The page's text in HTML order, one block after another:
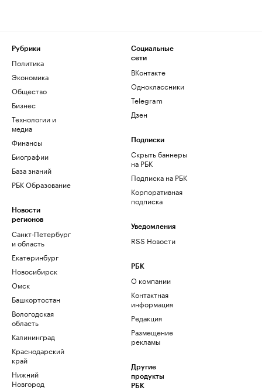
Рубрики
Политика
Экономика
Общество
Бизнес
Технологии и
медиа
Финансы
Биографии
База знаний
РБК Образование
Новости
регионов
Санкт-Петербург
и область
Екатеринбург
Новосибирск
Омск
Башкортостан
Вологодская
область
Калининград
Краснодарский
край
Нижний
Новгород
Социальные
сети
ВКонтакте
Одноклассники
Telegram
Дзен
Подписки
Скрыть баннеры
на РБК
Подписка на РБК
Корпоративная
подписка
Уведомления
RSS Новости
РБК
О компании
Контактная
информация
Редакция
Размещение
рекламы
Другие
продукты
РБК